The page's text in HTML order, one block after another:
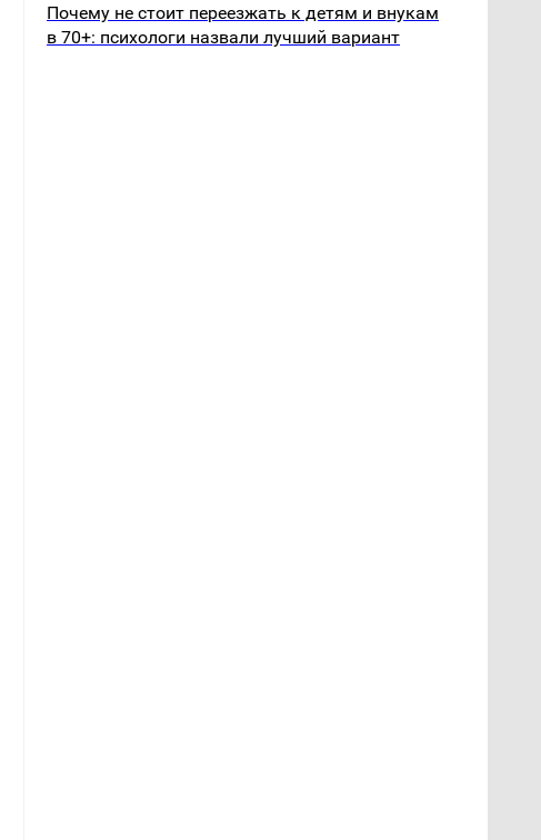
Почему не стоит переезжать к детям и внукам
в 70+: психологи назвали лучший вариант